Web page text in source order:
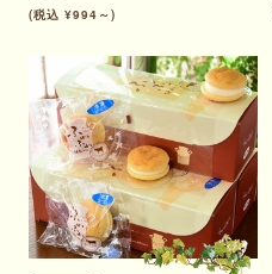
(税込 ¥994～)